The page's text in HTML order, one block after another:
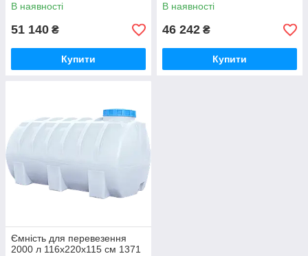
В наявності
51 140 ₴
Купити
В наявності
46 242 ₴
Купити
Ємність для перевезення
2000 л 116x220x115 см 1371